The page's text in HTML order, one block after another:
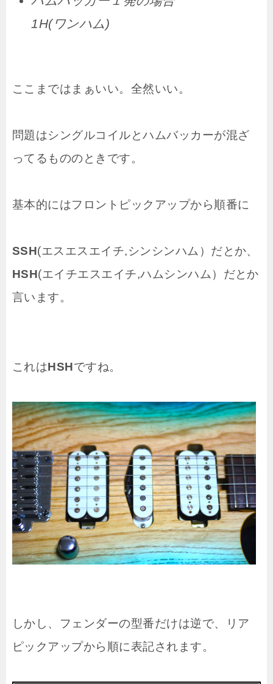
1H(ワンハム)
ここまではまぁいい。全然いい。
問題はシングルコイルとハムバッカーが混ざ
ってるもののときです。
基本的にはフロントピックアップから順番に
SSH(エスエスエイチ,シンシンハム）だとか、
HSH(エイチエスエイチ,ハムシンハム）だとか
言います。
これはHSHですね。
しかし、フェンダーの型番だけは逆で、リア
ピックアップから順に表記されます。